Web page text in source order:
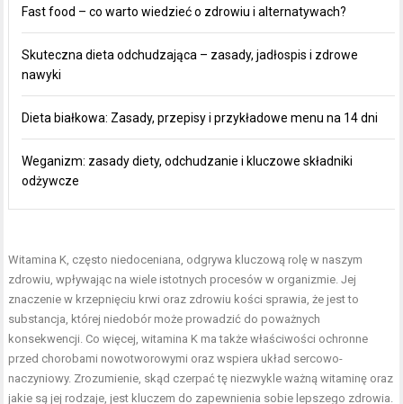
Fast food – co warto wiedzieć o zdrowiu i alternatywach?
Skuteczna dieta odchudzająca – zasady, jadłospis i zdrowe
nawyki
Dieta białkowa: Zasady, przepisy i przykładowe menu na 14 dni
Weganizm: zasady diety, odchudzanie i kluczowe składniki
odżywcze
Witamina K, często niedoceniana, odgrywa kluczową rolę w naszym
zdrowiu, wpływając na wiele istotnych procesów w organizmie. Jej
znaczenie w krzepnięciu krwi oraz zdrowiu kości sprawia, że jest to
substancja, której niedobór może prowadzić do poważnych
konsekwencji. Co więcej, witamina K ma także właściwości ochronne
przed chorobami nowotworowymi oraz wspiera układ sercowo-
naczyniowy. Zrozumienie, skąd czerpać tę niezwykle ważną witaminę oraz
jakie są jej rodzaje, jest kluczem do zapewnienia sobie lepszego zdrowia.